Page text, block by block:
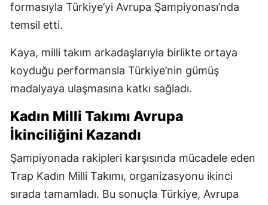
formasıyla Türkiye’yi Avrupa Şampiyonası’nda
temsil etti.
Kaya, milli takım arkadaşlarıyla birlikte ortaya
koyduğu performansla Türkiye’nin gümüş
madalyaya ulaşmasına katkı sağladı.
Kadın Milli Takımı Avrupa
İkinciliğini Kazandı
Şampiyonada rakipleri karşısında mücadele eden
Trap Kadın Milli Takımı, organizasyonu ikinci
sırada tamamladı. Bu sonuçla Türkiye, Avrupa